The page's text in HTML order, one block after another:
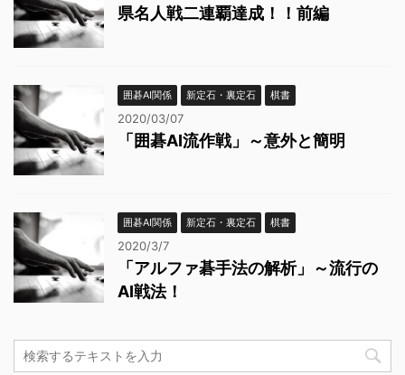
県名人戦二連覇達成！！前編
囲碁AI関係 新定石・裏定石 棋書
2020/03/07
「囲碁AI流作戦」～意外と簡明
囲碁AI関係 新定石・裏定石 棋書
2020/3/7
「アルファ碁手法の解析」～流行の
AI戦法！